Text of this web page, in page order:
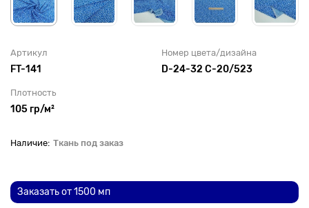
Артикул
FT-141
Номер цвета/дизайна
D-24-32 C-20/523
Плотность
105 гр/м²
Ткань под заказ
Заказать от 1500 мп